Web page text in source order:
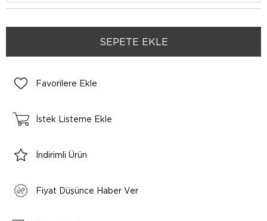
Favorilere Ekle
İstek Listeme Ekle
İndirimli Ürün
Fiyat Düşünce Haber Ver